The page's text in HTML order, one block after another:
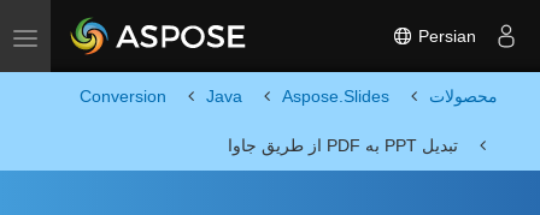
Toggle navigation Persian
محصولات Aspose.Slides
Java
Conversion
تبدیل PPT به PDF از طریق جاوا